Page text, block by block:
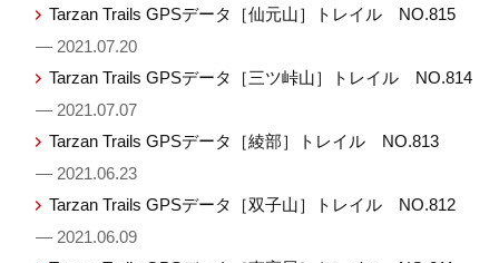
Tarzan Trails GPSデータ［仙元山］トレイル NO.815
— 2021.07.20
Tarzan Trails GPSデータ［三ツ峠山］トレイル NO.814
— 2021.07.07
Tarzan Trails GPSデータ［綾部］トレイル NO.813
— 2021.06.23
Tarzan Trails GPSデータ［双子山］トレイル NO.812
— 2021.06.09